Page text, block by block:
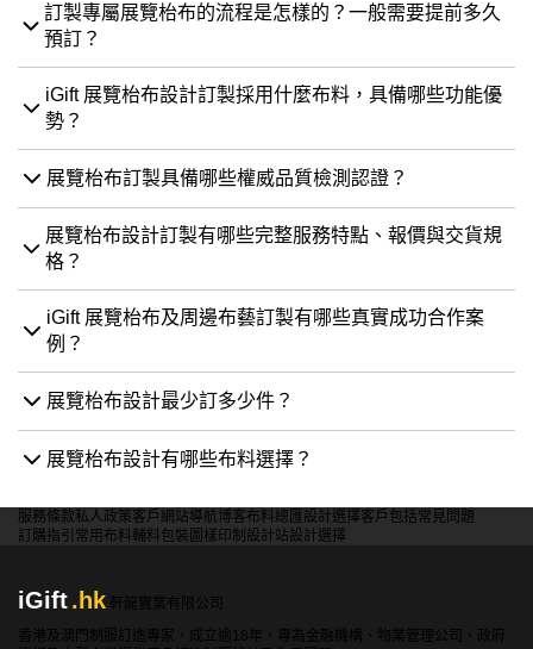
訂製專屬展覽枱布的流程是怎樣的？一般需要提前多久
預訂？
iGift 展覽枱布設計訂製採用什麼布料，具備哪些功能優
勢？
展覽枱布訂製具備哪些權威品質檢測認證？
展覽枱布設計訂製有哪些完整服務特點、報價與交貨規
格？
iGift 展覽枱布及周邊布藝訂製有哪些真實成功合作案
例？
展覽枱布設計最少訂多少件？
展覽枱布設計有哪些布料選擇？
服務條款私人政策客戶 網站導航博客布料總匯設計選擇客戶包括常見問題
訂購指引 常用布料輔料包裝 圖樣印制 設計站設計選擇
iGift.hk
軒龍實業有限公司
香港及澳門制服訂造專家，成立逾18年，專為金融機構、物業管理公司、政府